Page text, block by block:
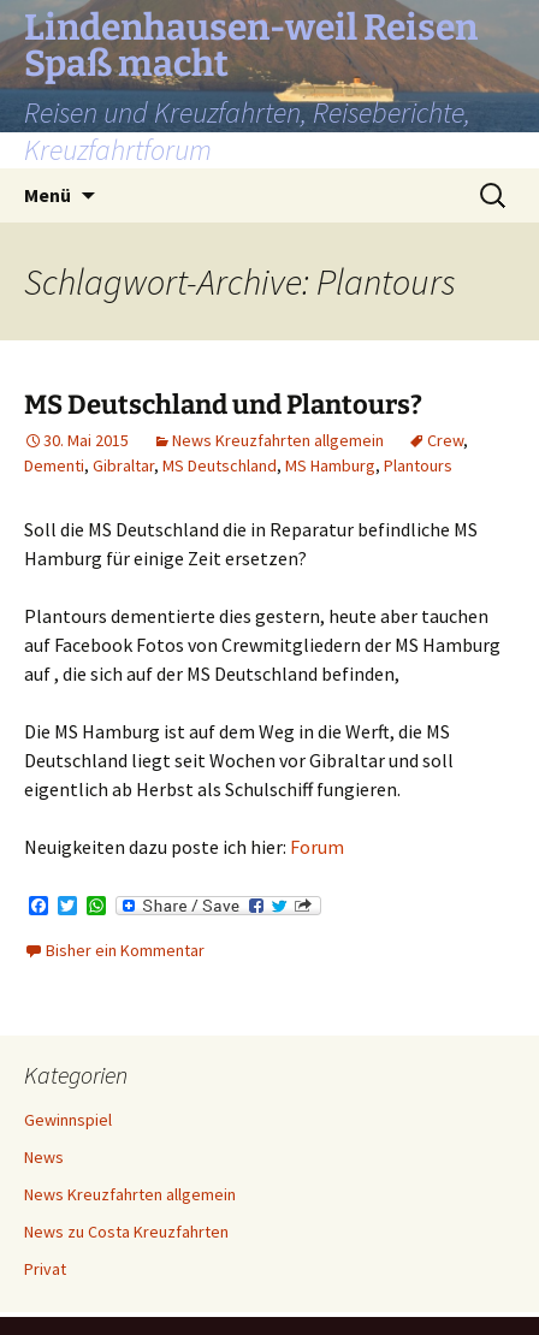
Lindenhausen-weil Reisen
Spaß macht
Reisen und Kreuzfahrten, Reiseberichte,
Kreuzfahrtforum
Menü
Suchen
nach:
Schlagwort-Archive: Plantours
MS Deutschland und Plantours?
30. Mai 2015 News Kreuzfahrten allgemein Crew,
Dementi, Gibraltar, MS Deutschland, MS Hamburg, Plantours
Soll die MS Deutschland die in Reparatur befindliche MS
Hamburg für einige Zeit ersetzen?
Plantours dementierte dies gestern, heute aber tauchen
auf Facebook Fotos von Crewmitgliedern der MS Hamburg
auf , die sich auf der MS Deutschland befinden,
Die MS Hamburg ist auf dem Weg in die Werft, die MS
Deutschland liegt seit Wochen vor Gibraltar und soll
eigentlich ab Herbst als Schulschiff fungieren.
Neuigkeiten dazu poste ich hier: Forum
c
e
T
i
t
W
a
t
Bisher ein Kommentar
Kategorien
Gewinnspiel
News
News Kreuzfahrten allgemein
News zu Costa Kreuzfahrten
Privat